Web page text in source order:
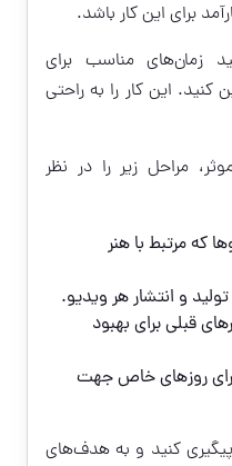
برای این کار باشد.
زمان‌های مناسب برای
کنید. این کار را به راحتی
مراحل زیر را در نظر
که مرتبط با هنر
و انتشار هر ویدیو.
قبلی برای بهبود
روزهای خاص جهت
کنید و به هدف‌های